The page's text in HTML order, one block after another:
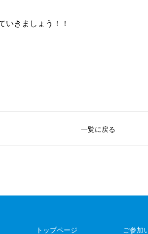
いきましょう！！
一覧に戻る
トップページ ご参加